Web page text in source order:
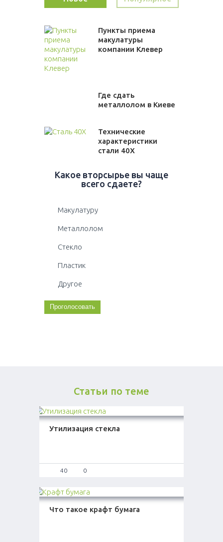
Пункты приема
макулатуры
компании Клевер
Где сдать
металлолом в Киеве
Технические
характеристики
стали 40Х
Какое вторсырье вы чаще
всего сдаете?
Макулатуру
Металлолом
Стекло
Пластик
Другое
Статьи по теме
Утилизация стекла
40 0
Что такое крафт бумага